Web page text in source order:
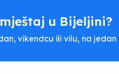
u Bijeljini?
vikendcu ili vilu, na jedan